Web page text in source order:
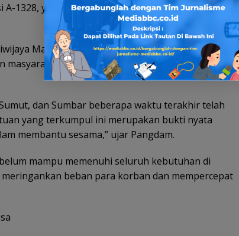
A-1328, yang disiapkan khusus untuk misi
Mayjen TNI Ujang Darwis menyampaikan rasa
masyarakat Sumsel yang telah mengumpulkan
dan Sumbar beberapa waktu terakhir telah
yang terkumpul ini merupakan bukti nyata
membantu sesama,” ujar Pangdam.
mampu memenuhi seluruh kebutuhan di
beban para korban dan mempercepat